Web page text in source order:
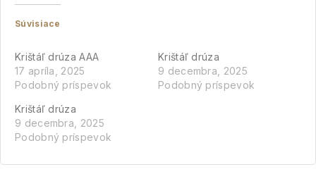
Súvisiace
Krištáľ drúza AAA
17 apríla, 2025
Podobný príspevok
Krištáľ drúza
9 decembra, 2025
Podobný príspevok
Krištáľ drúza
9 decembra, 2025
Podobný príspevok